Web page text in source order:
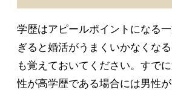
学歴はアピールポイントになる
ぎると婚活がうまくいかなくな
も覚えておいてください。すで
性が高学歴である場合には男性